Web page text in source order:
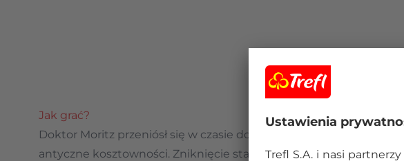
Jak grać?
Doktor Moritz przeniósł się w czasie do starożytnego Rzymu, by
antyczne kosztowności. Zniknięcie starożytnych dzieł sztuki na